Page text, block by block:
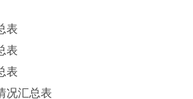
表
表
表
汇总表